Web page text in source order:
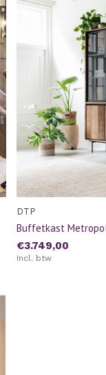
DTP
Buffetkast
€3.749,00
Incl. btw